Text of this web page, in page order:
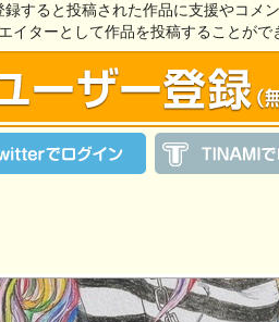
録すると投稿された作品に支援やコメン
イターとして作品を投稿することがで